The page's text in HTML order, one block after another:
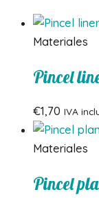
Materiales
Pincel
€1,70 IVA
Materiales
Pincel